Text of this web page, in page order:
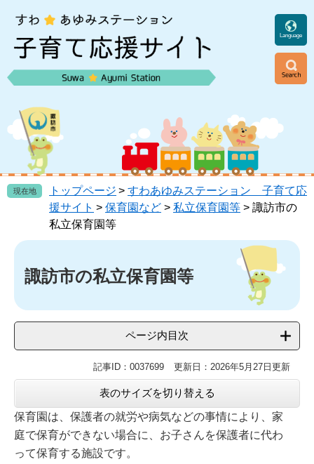
頭
。
飛
て
ニ
Language
現在地 トップページ > すわあゆみステーション 子育て応
援サイト > 保育園など > 私立保育園等 > 諏訪市の
私立保育園等
本
諏訪市の私立保育園等
ページ内目次
記事ID：0037699 更新日：2026年5月27日更新
表のサイズを切り替える
保育園は、保護者の就労や病気などの事情により、家
庭で保育ができない場合に、お子さんを保護者に代わ
って保育する施設です。